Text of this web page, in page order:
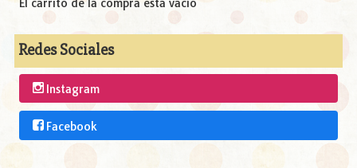
Redes Sociales
Instagram
Facebook